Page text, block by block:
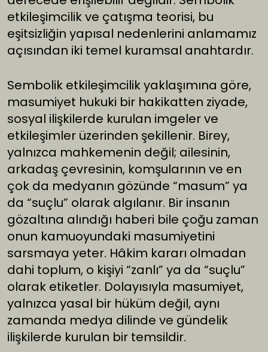
etkileşimcilik ve çatışma teorisi, bu
eşitsizliğin yapısal nedenlerini anlamamız
açısından iki temel kuramsal anahtardır.
Sembolik etkileşimcilik yaklaşımına göre,
masumiyet hukuki bir hakikatten ziyade,
sosyal ilişkilerde kurulan imgeler ve
etkileşimler üzerinden şekillenir. Birey,
yalnızca mahkemenin değil; ailesinin,
arkadaş çevresinin, komşularının ve en
çok da medyanın gözünde “masum” ya
da “suçlu” olarak algılanır. Bir insanın
gözaltına alındığı haberi bile çoğu zaman
onun kamuoyundaki masumiyetini
sarsmaya yeter. Hâkim kararı olmadan
dahi toplum, o kişiyi “zanlı” ya da “suçlu”
olarak etiketler. Dolayısıyla masumiyet,
yalnızca yasal bir hüküm değil, aynı
zamanda medya dilinde ve gündelik
ilişkilerde kurulan bir temsildir.